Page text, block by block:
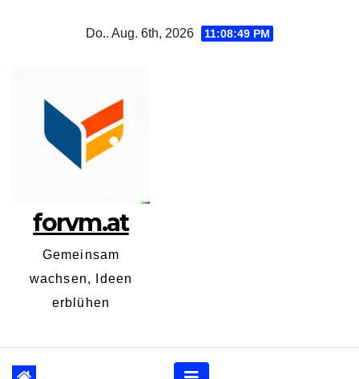
Do.. Aug. 6th, 2026 11:08:50 PM
forvm.at
Gemeinsam
wachsen, Ideen
erblühen